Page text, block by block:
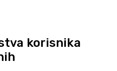
korisnika